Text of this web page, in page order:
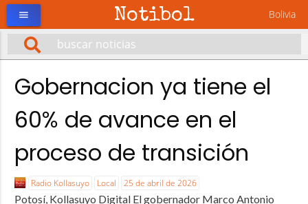
Notibol Bolivia
menu
Gobernacion ya tiene el
60% de avance en el
proceso de transición
Radio Kollasuyo Local 25 de abril de 2026
Potosí, Kollasuyo Digital El gobernador Marco Antonio